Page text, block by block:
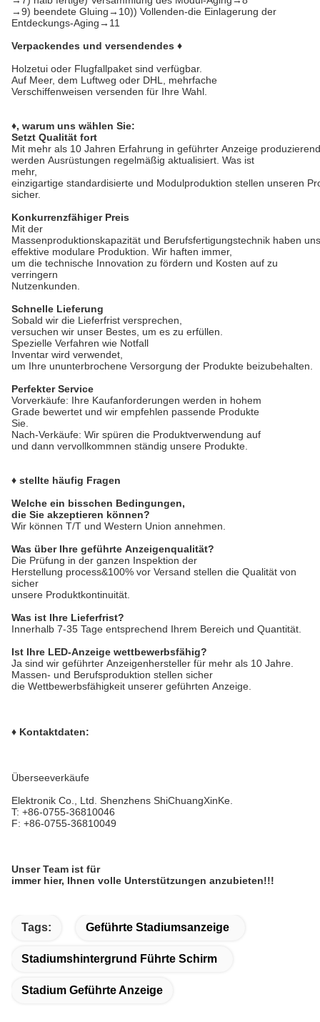
→9) beendete Gluing→10)) Vollenden-die Einlagerung der
Entdeckungs-Aging→11
Verpackendes und versendendes ♦
Holzetui oder Flugfallpaket sind verfügbar.
Auf Meer, dem Luftweg oder DHL, mehrfache
Verschiffenweisen versenden für Ihre Wahl.
♦, warum uns wählen Sie:
Setzt Qualität fort
Mit mehr als 10 Jahren Erfahrung in geführter Anzeige
werden Ausrüstungen regelmäßig aktualisiert. Was ist
mehr,
einzigartige standardisierte und Modulproduktion stellen unseren
sicher.
Konkurrenzfähiger Preis
Mit der
Massenproduktionskapazität und Berufsfertigungstechnik haben
effektive modulare Produktion. Wir haften immer,
um die technische Innovation zu fördern und Kosten auf zu
verringern
Nutzenkunden.
Schnelle Lieferung
Sobald wir die Lieferfrist versprechen,
versuchen wir unser Bestes, um es zu erfüllen.
Spezielle Verfahren wie Notfall
Inventar wird verwendet,
um Ihre ununterbrochene Versorgung der Produkte beizubehalten.
Perfekter Service
Vorverkäufe: Ihre Kaufanforderungen werden in hohem
Grade bewertet und wir empfehlen passende Produkte
Sie.
Nach-Verkäufe: Wir spüren die Produktverwendung auf
und dann vervollkommnen ständig unsere Produkte.
♦ stellte häufig Fragen
Welche ein bisschen Bedingungen,
die Sie akzeptieren können?
Wir können T/T und Western Union annehmen.
Was über Ihre geführte Anzeigenqualität?
Die Prüfung in der ganzen Inspektion der
Herstellung process&100% vor Versand stellen die Qualität von
sicher
unsere Produktkontinuität.
Was ist Ihre Lieferfrist?
Innerhalb 7-35 Tage entsprechend Ihrem Bereich und Quantität.
Ist Ihre LED-Anzeige wettbewerbsfähig?
Ja sind wir geführter Anzeigenhersteller für mehr als 10 Jahre.
Massen- und Berufsproduktion stellen sicher
die Wettbewerbsfähigkeit unserer geführten Anzeige.
♦ Kontaktdaten:
Überseeverkäufe
Elektronik Co., Ltd. Shenzhens ShiChuangXinKe.
T: +86-0755-36810046
F: +86-0755-36810049
Unser Team ist für
immer hier, Ihnen volle Unterstützungen anzubieten!!!
Tags: Geführte Stadiumsanzeige
Stadiumshintergrund Führte Schirm
Stadium Geführte Anzeige